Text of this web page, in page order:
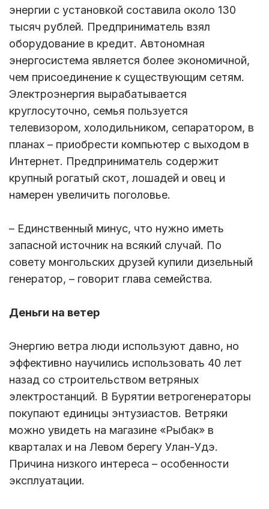
энергии с установкой составила около 130
тысяч рублей. Предприниматель взял
оборудование в кредит. Автономная
энергосистема является более экономичной,
чем присоединение к существующим сетям.
Электроэнергия вырабатывается
круглосуточно, семья пользуется
телевизором, холодильником, сепаратором, в
планах – приобрести компьютер с выходом в
Интернет. Предприниматель содержит
крупный рогатый скот, лошадей и овец и
намерен увеличить поголовье.
– Единственный минус, что нужно иметь
запасной источник на всякий случай. По
совету монгольских друзей купили дизельный
генератор, – говорит глава семейства.
Деньги на ветер
Энергию ветра люди используют давно, но
эффективно научились использовать 40 лет
назад со строительством ветряных
электростанций. В Бурятии ветрогенераторы
покупают единицы энтузиастов. Ветряки
можно увидеть на магазине «Рыбак» в
кварталах и на Левом берегу Улан-Удэ.
Причина низкого интереса – особенности
эксплуатации.